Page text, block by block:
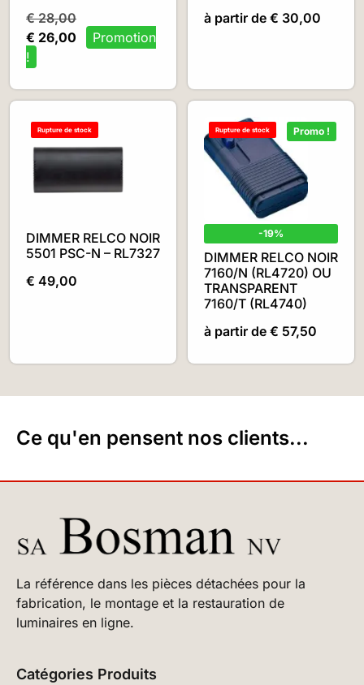
€28,00
€ 26,00
à partir de € 30,00
Rupture de stock
DIMMER RELCO NOIR
5501 PSC-N – RL7327
€ 49,00
Promo !
Rupture de stock
-19%
DIMMER RELCO NOIR
7160/N (RL4720) OU
TRANSPARENT
7160/T (RL4740)
à partir de € 57,50
Ce qu'en pensent nos clients...
La référence dans les pièces détachées pour la
fabrication, le montage et la restauration de
luminaires en ligne.
Catégories Produits